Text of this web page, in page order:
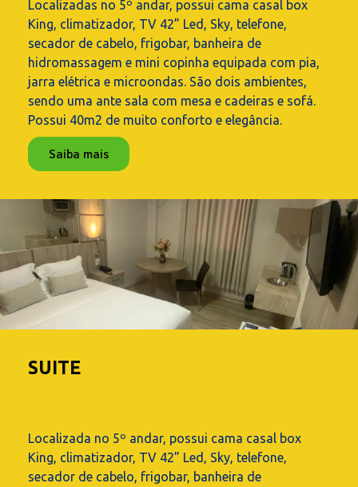
Localizadas no 5º andar, possui cama casal box
King, climatizador, TV 42” Led, Sky, telefone,
secador de cabelo, frigobar, banheira de
hidromassagem e mini copinha equipada com pia,
jarra elétrica e microondas. São dois ambientes,
sendo uma ante sala com mesa e cadeiras e sofá.
Possui 40m2 de muito conforto e elegância.
Saiba mais
SUITE
Localizada no 5º andar, possui cama casal box
King, climatizador, TV 42” Led, Sky, telefone,
secador de cabelo, frigobar, banheira de